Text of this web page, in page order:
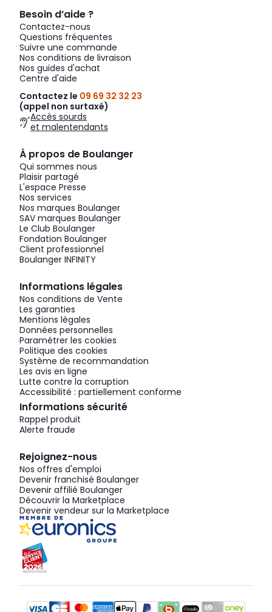
Besoin d’aide ?
Contactez-nous
Questions fréquentes
Suivre une commande
Nos conditions de livraison
Nos guides d'achat
Centre d'aide
Contactez le 09 69 32 32 23
(appel non surtaxé)
Accès sourds
et malentendants
À propos de Boulanger
Qui sommes nous
Plaisir partagé
L'espace Presse
Nos services
Nos marques Boulanger
SAV marques Boulanger
Le Club Boulanger
Fondation Boulanger
Client professionnel
Boulanger INFINITY
Informations légales
Nos conditions de Vente
Les garanties
Mentions légales
Données personnelles
Paramétrer les cookies
Politique des cookies
Système de recommandation
Les avis en ligne
Lutte contre la corruption
Accessibilité : partiellement conforme
Informations sécurité
Rappel produit
Alerte fraude
Rejoignez-nous
Nos offres d'emploi
Devenir franchisé Boulanger
Devenir affilié Boulanger
Découvrir la Marketplace
Devenir vendeur sur la Marketplace